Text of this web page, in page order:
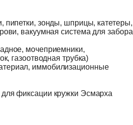
пипетки, зонды, шприцы, катетеры,
вакуумная система для забора
мочеприемники,
газоотводная трубка)
иммобилизационные
фиксации кружки Эсмарха